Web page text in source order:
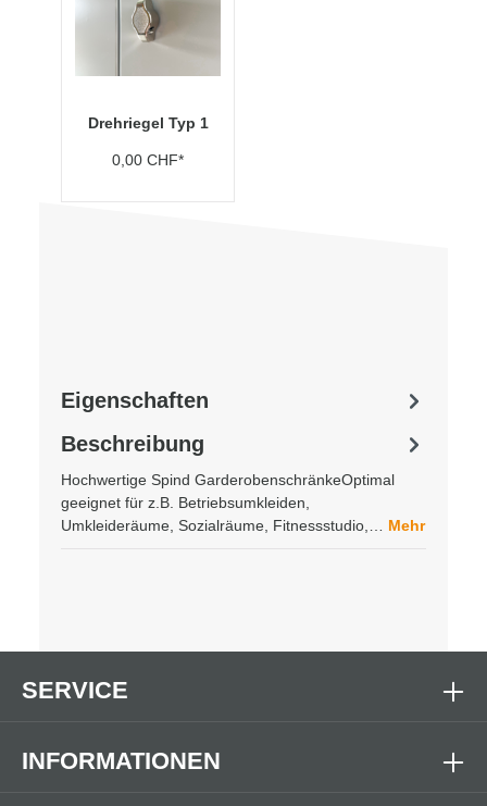
Drehriegel Typ 1
0,00 CHF*
Beschreibung
Hochwertige Spind GarderobenschränkeOptimal
geeignet für z.B. Betriebsumkleiden,
Umkleideräume, Sozialräume, Fitnessstudio,… Mehr
Eigenschaften
SERVICE
INFORMATIONEN